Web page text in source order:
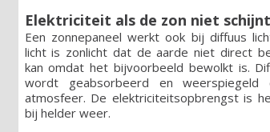
Elektriciteit als de zon niet schijnt
Een zonnepaneel werkt ook bij diffuus
licht is zonlicht dat de aarde niet direct
kan omdat het bijvoorbeeld bewolkt is.
wordt geabsorbeerd en weerspiegeld
atmosfeer. De elektriciteitsopbrengst is
bij helder weer.